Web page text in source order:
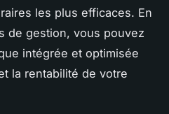
les plus efficaces. En
de gestion, vous pouvez
intégrée et optimisée
la rentabilité de votre